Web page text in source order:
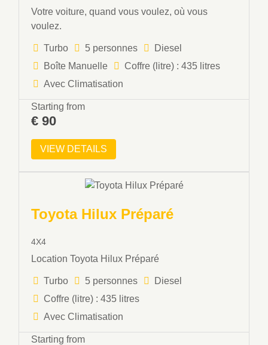
Votre voiture, quand vous voulez, où vous
voulez.
Turbo 5 personnes
Diesel
Boîte Manuelle
Coffre (litre) : 435 litres
Avec Climatisation
Starting from
€ 90
VIEW DETAILS
Toyota Hilux Préparé
4X4
Location Toyota Hilux Préparé
Turbo 5 personnes
Diesel
Coffre (litre) : 435 litres
Avec Climatisation
Starting from